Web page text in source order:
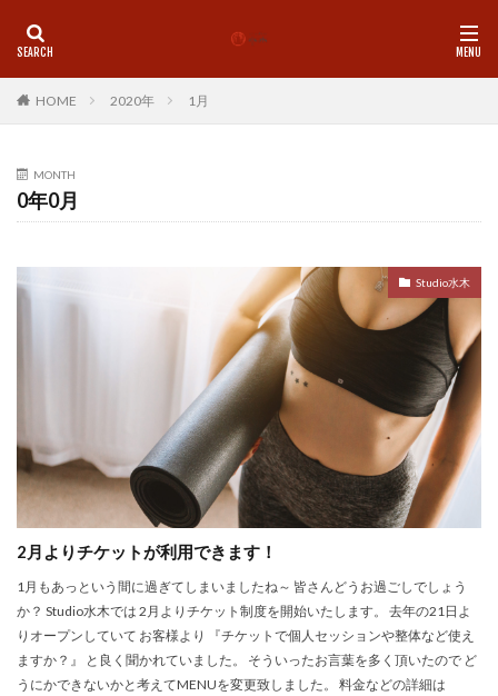
HOME 2020年 1月
MONTH
0年0月
Studio水木
2月よりチケットが利用できます！
1月もあっという間に過ぎてしまいましたね～ 皆さんどうお過ごしでしょう
か？ Studio水木では 2月よりチケット制度を開始いたします。 去年の21日よ
りオープンしていて お客様より 『チケットで個人セッションや整体など使え
ますか？』 と良く聞かれていました。 そういったお言葉を多く頂いたので ど
うにかできないかと考えてMENUを変更致しました。 料金などの詳細は
カテゴリー
タグ
LINE
気功
基礎トレ
盛岡 神社 脳と腸
腰痛
自己紹介 自律神経
身体を変える 運動
地に足つける
ペアセッション
Pilates
Studio水木
お年玉企画
お香 クラニオ
グループレッスン
スケジュール
スタジオ
ダイエット
デトックス
ピラティス
ボディワーク
ヨガ ワークショップ
不調
五感
五感の話 代謝
便秘
個人セッション
内臓調整
動くレッスン